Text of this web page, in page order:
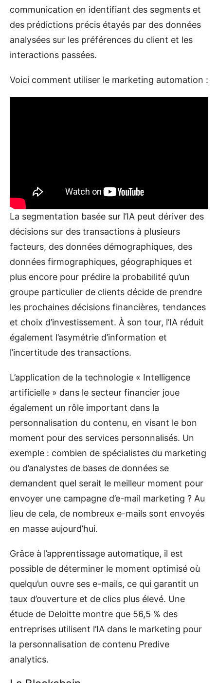
communication en identifiant des segments et
des prédictions précis étayés par des données
analysées sur les préférences du client et les
interactions passées.
Voici comment utiliser le marketing automation :
La segmentation basée sur l’IA peut dériver des
décisions sur des transactions à plusieurs
facteurs, des données démographiques, des
données firmographiques, géographiques et
plus encore pour prédire la probabilité qu’un
groupe particulier de clients décide de prendre
les prochaines décisions financières, tendances
et choix d’investissement. À son tour, l’IA réduit
également l’asymétrie d’information et
l’incertitude des transactions.
L’application de la technologie « Intelligence
artificielle » dans le secteur financier joue
également un rôle important dans la
personnalisation du contenu, en visant le bon
moment pour des services personnalisés. Un
exemple : combien de spécialistes du marketing
ou d’analystes de bases de données se
demandent quel serait le meilleur moment pour
envoyer une campagne d’e-mail marketing ? Au
lieu de cela, de nombreux e-mails sont envoyés
en masse aujourd’hui.
Grâce à l’apprentissage automatique, il est
possible de déterminer le moment optimisé où
quelqu’un ouvre ses e-mails, ce qui garantit un
taux d’ouverture et de clics plus élevé. Une
étude de Deloitte montre que 56,5 % des
entreprises utilisent l’IA dans le marketing pour
la personnalisation de contenu Predive
analytics.